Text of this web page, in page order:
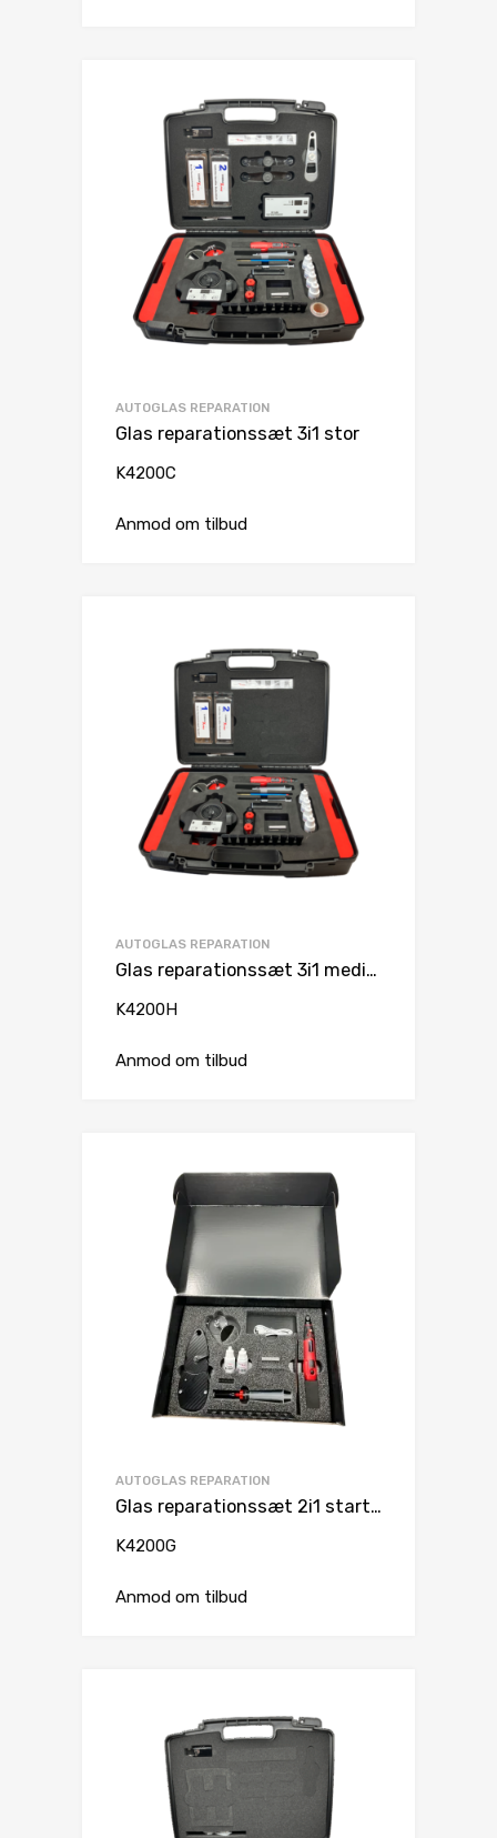
AUTOGLAS REPARATION
Glas reparationssæt 3i1 stor
K4200C
Anmod om tilbud
AUTOGLAS REPARATION
Glas reparationssæt 3i1 medium
K4200H
Anmod om tilbud
AUTOGLAS REPARATION
Glas reparationssæt 2i1 starter
K4200G
Anmod om tilbud